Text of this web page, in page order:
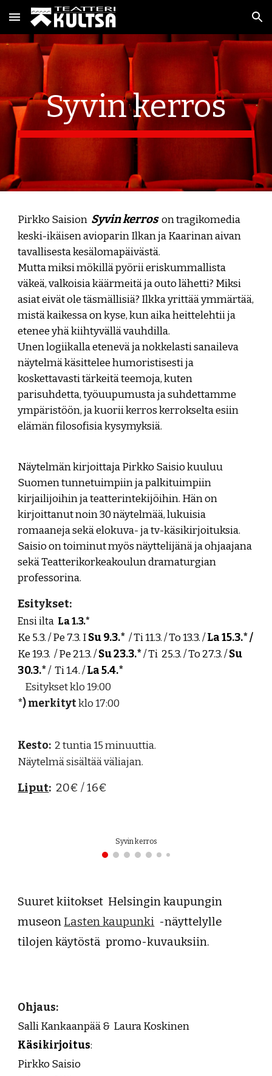
Skip to main content Skip to navigation
Syvin kerros
Pirkko Saision Syvin kerroson tragikomedia
keski-ikäisen avioparin Ilkan ja Kaarinan aivan
tavallisesta kesälomapäivästä.
Mutta miksi mökillä pyörii eriskummallista
väkeä, valkoisia käärmeitä ja outo lähetti? Miksi
asiat eivät ole täsmällisiä? Ilkka yrittää ymmärtää,
mistä kaikessa on kyse, kun aika heittelehtii ja
etenee yhä kiihtyvällä vauhdilla.
Unen logiikalla etenevä ja nokkelasti sanaileva
näytelmä käsittelee humoristisesti ja
koskettavasti tärkeitä teemoja, kuten
parisuhdetta, työuupumusta ja suhdettamme
ympäristöön, ja kuorii kerros kerrokselta esiin
elämän filosofisia kysymyksiä.
Näytelmän kirjoittaja Pirkko Saisio kuuluu
Suomen tunnetuimpiin ja palkituimpiin
kirjailijoihin ja teatterintekijöihin. Hän on
kirjoittanut noin 30 näytelmää, lukuisia
romaaneja sekä elokuva- ja tv-käsikirjoituksia.
Saisio on toiminut myös näyttelijänä ja ohjaajana
sekä Teatterikorkeakoulun dramaturgian
professorina.
Esitykset:
Ensi ilta La 1.3.*
Ke 5.3. / Pe 7.3. ISu 9.3.* / Ti 11.3. / To 13.3. /La 15.3.* /
Ke 19.3. / Pe 21.3. /Su 23.3.*/ Ti 25.3. / To 27.3. /Su
30.3.*/ Ti 1.4. /La 5.4.*
Esityksetklo19:00
*) merkitytklo 17:00
Kesto: 2 tuntia 15 minuuttia.
Näytelmä sisältää väliajan.
Liput: 20€ / 16€
Syvin kerros
Suuret kiitokset Helsingin kaupungin
museon Lasten kaupunki -näyttelylle
tilojen käytöstä promo-kuvauksiin.
Ohjaus:
Salli Kankaanpää & Laura Koskinen
Käsikirjoitus:
Pirkko Saisio